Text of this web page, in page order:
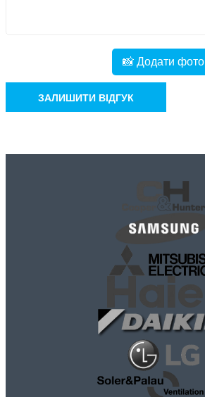
📸 Додати фото
ЗАЛИШИТИ ВІДГУК